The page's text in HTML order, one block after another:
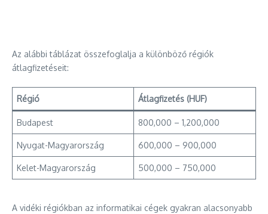
Az alábbi táblázat összefoglalja a különböző régiók
átlagfizetéseit:
Régió Átlagfizetés (HUF)
Budapest 800,000 – 1,200,000
Nyugat-Magyarország 600,000 – 900,000
Kelet-Magyarország 500,000 – 750,000
A vidéki régiókban az informatikai cégek gyakran alacsonyabb